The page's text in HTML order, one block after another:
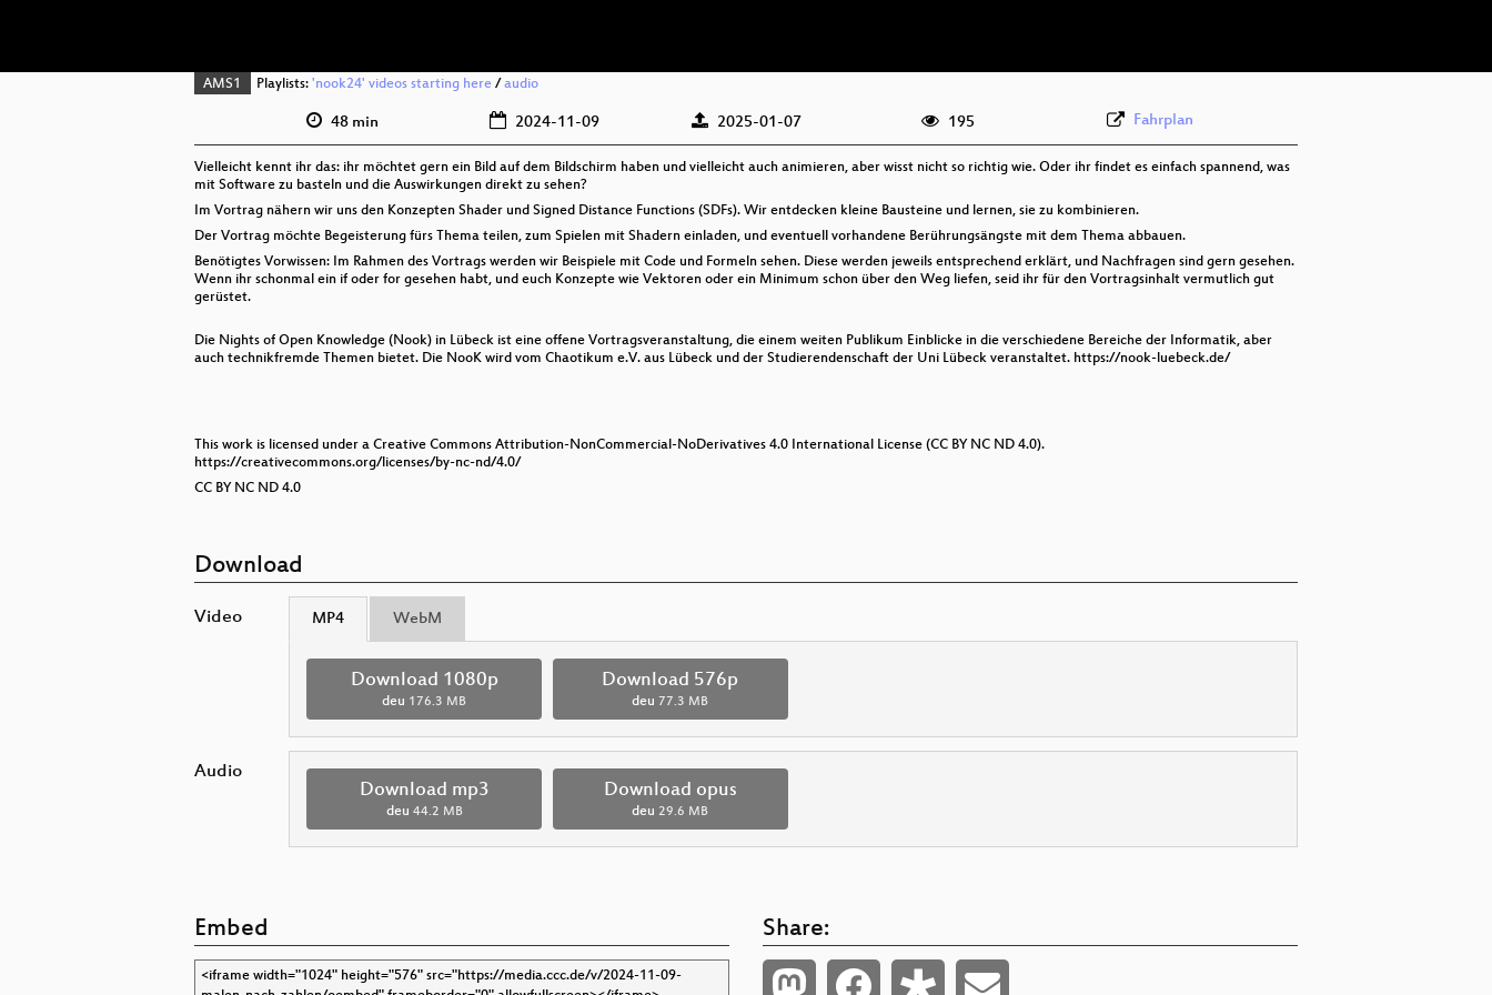
AMS1 Playlists: 'nook24' videos starting here/ audio
48 min 2024-11-09 2025-01-07 195 Fahrplan
Vielleicht kennt ihr das: ihr möchtet gern ein Bild auf dem Bildschirm haben und vielleicht auch animieren, aber wisst nicht so richtig wie. Oder ihr findet es einfach spannend, was
mit Software zu basteln und die Auswirkungen direkt zu sehen?
Im Vortrag nähern wir uns den Konzepten Shader und Signed Distance Functions (SDFs). Wir entdecken kleine Bausteine und lernen, sie zu kombinieren.
Der Vortrag möchte Begeisterung fürs Thema teilen, zum Spielen mit Shadern einladen, und eventuell vorhandene Berührungsängste mit dem Thema abbauen.
Benötigtes Vorwissen: Im Rahmen des Vortrags werden wir Beispiele mit Code und Formeln sehen. Diese werden jeweils entsprechend erklärt, und Nachfragen sind gern gesehen.
Wenn ihr schonmal ein if oder for gesehen habt, und euch Konzepte wie Vektoren oder ein Minimum schon über den Weg liefen, seid ihr für den Vortragsinhalt vermutlich gut
gerüstet.
Die Nights of Open Knowledge (Nook) in Lübeck ist eine offene Vortragsveranstaltung, die einem weiten Publikum Einblicke in die verschiedene Bereiche der Informatik, aber
auch technikfremde Themen bietet. Die NooK wird vom Chaotikum e.V. aus Lübeck und der Studierendenschaft der Uni Lübeck veranstaltet. https://nook-luebeck.de/
This work is licensed under a Creative Commons Attribution-NonCommercial-NoDerivatives 4.0 International License (CC BY NC ND 4.0).
https://creativecommons.org/licenses/by-nc-nd/4.0/
CC BY NC ND 4.0
Download
Video MP4 WebM
Download 1080p
deu 176.3 MB
Download 576p
deu 77.3 MB
Audio
Download mp3
deu 44.2 MB
Download opus
deu 29.6 MB
Embed Share: